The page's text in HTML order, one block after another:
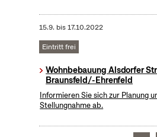
15.9. bis17.10.2022
Eintritt frei
Wohnbebauung Alsdorfer
Braunsfeld/-Ehrenfeld
Informieren Sie sich zur Planung
Stellungnahme ab.